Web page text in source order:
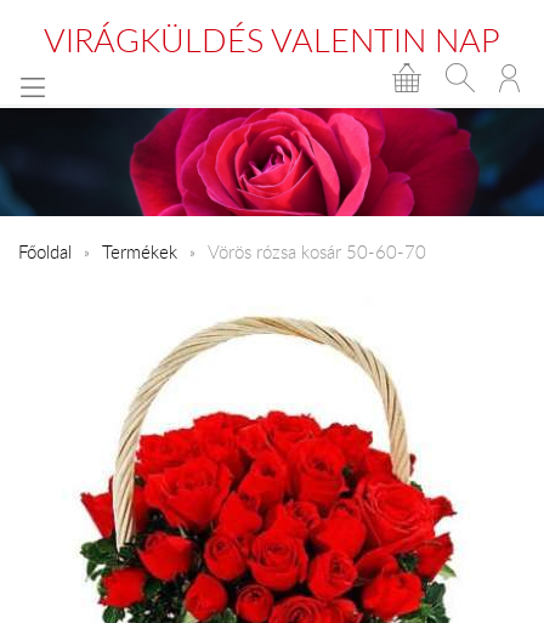
VIRÁGKÜLDÉS VALENTIN NAP
Főoldal Termékek Vörös rózsa kosár 50-60-70